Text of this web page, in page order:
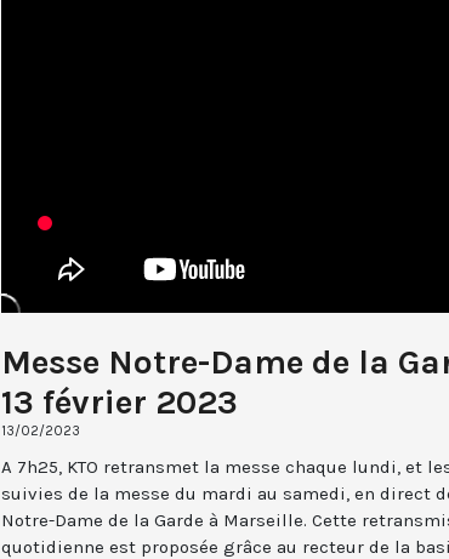
Messe Notre-Dame de la
13 février 2023
13/02/2023
A 7h25, KTO retransmet la messe chaque lundi, et
suivies de la messe du mardi au samedi, en direct
Notre-Dame de la Garde à Marseille. Cette
quotidienne est proposée grâce au recteur de la